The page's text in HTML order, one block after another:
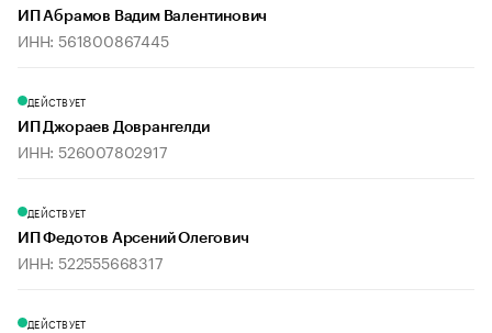
ИП Абрамов Вадим Валентинович
ИНН: 561800867445
ДЕЙСТВУЕТ
ИП Джораев Доврангелди
ИНН: 526007802917
ДЕЙСТВУЕТ
ИП Федотов Арсений Олегович
ИНН: 522555668317
ДЕЙСТВУЕТ